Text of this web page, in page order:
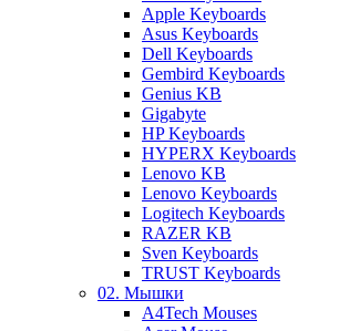
Apple Keyboards
Asus Keyboards
Dell Keyboards
Gembird Keyboards
Genius KB
Gigabyte
HP Keyboards
HYPERX Keyboards
Lenovo KB
Lenovo Keyboards
Logitech Keyboards
RAZER KB
Sven Keyboards
TRUST Keyboards
02. Мышки
A4Tech Mouses